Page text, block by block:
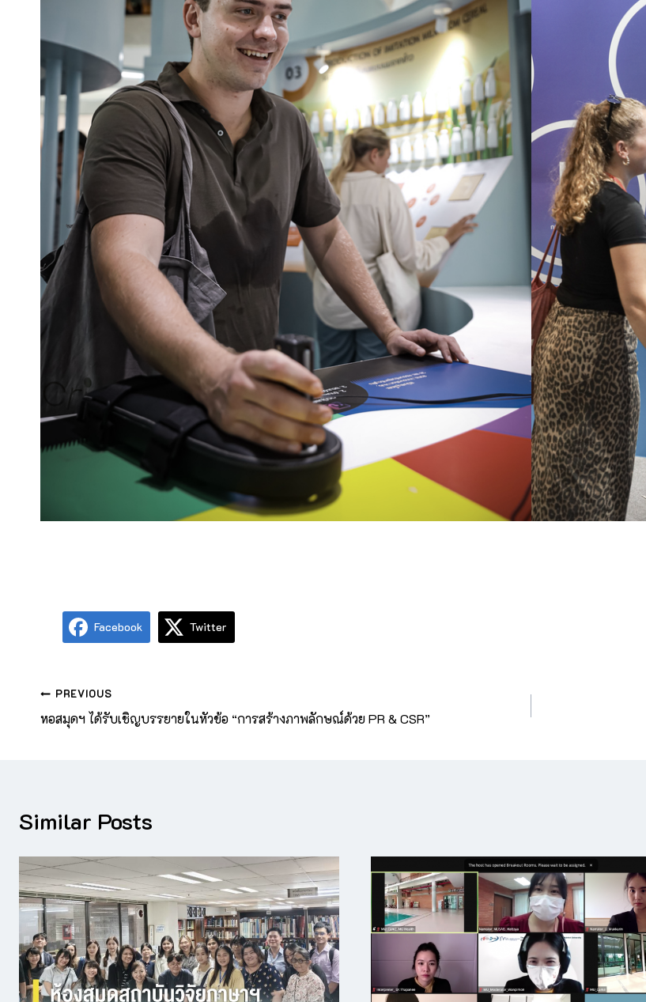
Facebook Twitter
PREVIOUS
หอสมุดฯ ได้รับเชิญบรรยายในหัวข้อ “การสร้างภาพลักษณ์ด้วย PR & CSR”
Similar Posts